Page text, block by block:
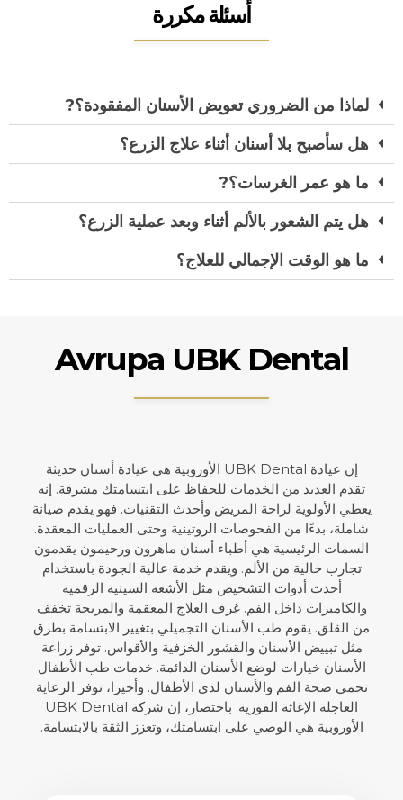
أسئلة مكررة
لماذا من الضروري تعويض الأسنان المفقودة؟?
هل سأصبح بلا أسنان أثناء علاج الزرع؟
ما هو عمر الغرسات؟?
هل يتم الشعور بالألم أثناء وبعد عملية الزرع؟
ما هو الوقت الإجمالي للعلاج؟
Avrupa UBK Dental
إن عيادة UBK Dental الأوروبية هي عيادة أسنان حديثة
تقدم العديد من الخدمات للحفاظ على ابتسامتك مشرقة. إنه
يعطي الأولوية لراحة المريض وأحدث التقنيات. فهو يقدم صيانة
شاملة، بدءًا من الفحوصات الروتينية وحتى العمليات المعقدة.
السمات الرئيسية هي أطباء أسنان ماهرون ورحيمون يقدمون
تجارب خالية من الألم. ويقدم خدمة عالية الجودة باستخدام
أحدث أدوات التشخيص مثل الأشعة السينية الرقمية
والكاميرات داخل الفم. غرف العلاج المعقمة والمريحة تخفف
من القلق. يقوم طب الأسنان التجميلي بتغيير الابتسامة بطرق
مثل تبييض الأسنان والقشور الخزفية والأقواس. توفر زراعة
الأسنان خيارات لوضع الأسنان الدائمة. خدمات طب الأطفال
تحمي صحة الفم والأسنان لدى الأطفال. وأخيرا، توفر الرعاية
العاجلة الإغاثة الفورية. باختصار، إن شركة UBK Dental
الأوروبية هي الوصي على ابتسامتك، وتعزز الثقة بالابتسامة.